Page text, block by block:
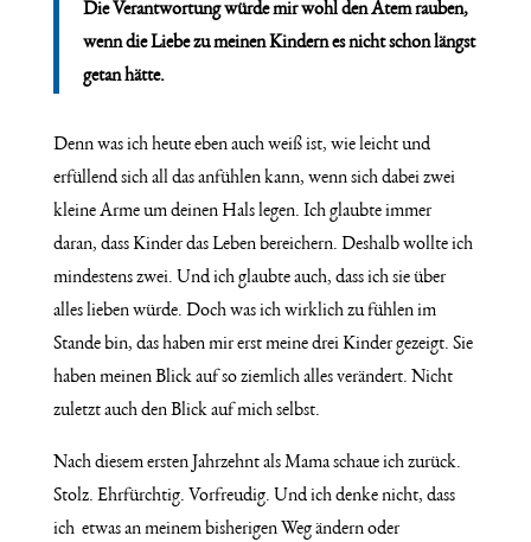
Die Verantwortung würde mir wohl den Atem rauben,
wenn die Liebe zu meinen Kindern es nicht schon längst
getan hätte.
Denn was ich heute eben auch weiß ist, wie leicht und
erfüllend sich all das anfühlen kann, wenn sich dabei zwei
kleine Arme um deinen Hals legen. Ich glaubte immer
daran, dass Kinder das Leben bereichern. Deshalb wollte ich
mindestens zwei. Und ich glaubte auch, dass ich sie über
alles lieben würde. Doch was ich wirklich zu fühlen im
Stande bin, das haben mir erst meine drei Kinder gezeigt. Sie
haben meinen Blick auf so ziemlich alles verändert. Nicht
zuletzt auch den Blick auf mich selbst.
Nach diesem ersten Jahrzehnt als Mama schaue ich zurück.
Stolz. Ehrfürchtig. Vorfreudig. Und ich denke nicht, dass
ich etwas an meinem bisherigen Weg ändern oder